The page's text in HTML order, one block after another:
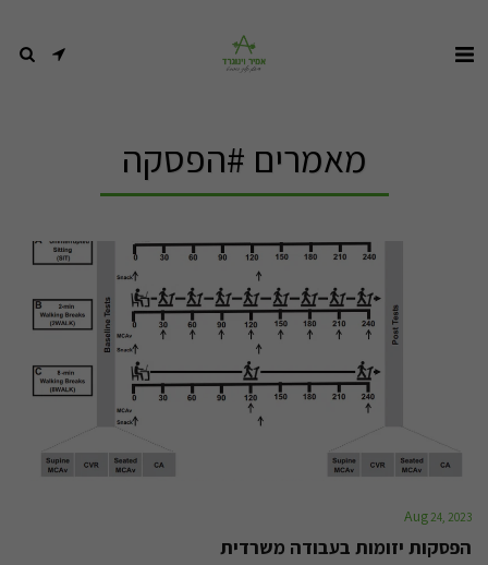
מאמרים #הפסקה
Aug24, 2023
הפסקות יזומות בעבודה משרדית